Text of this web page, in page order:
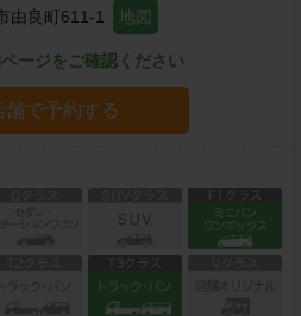
由良町611-1 地図
ージをご確認ください
舗で予約する